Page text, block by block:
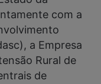
com a
a Empresa
Rural de
de